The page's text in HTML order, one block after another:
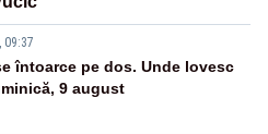
09:37
întoarce pe dos. Unde lovesc
9 august